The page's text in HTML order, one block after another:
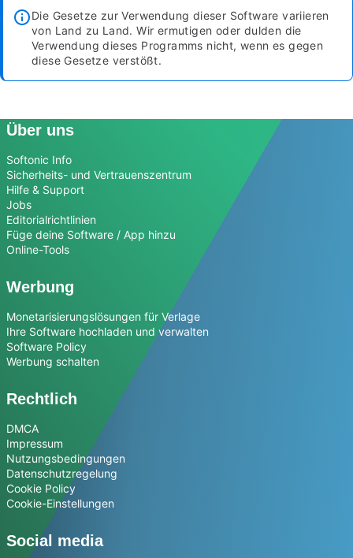
Die Gesetze zur Verwendung dieser Software variieren
von Land zu Land. Wir ermutigen oder dulden die
Verwendung dieses Programms nicht, wenn es gegen
diese Gesetze verstößt.
Über uns
Softonic Info
Sicherheits- und Vertrauenszentrum
Hilfe & Support
Jobs
Editorialrichtlinien
Füge deine Software / App hinzu
Online-Tools
Werbung
Monetarisierungslösungen für Verlage
Ihre Software hochladen und verwalten
Software Policy
Werbung schalten
Rechtlich
DMCA
Impressum
Nutzungsbedingungen
Datenschutzregelung
Cookie Policy
Cookie-Einstellungen
Social media